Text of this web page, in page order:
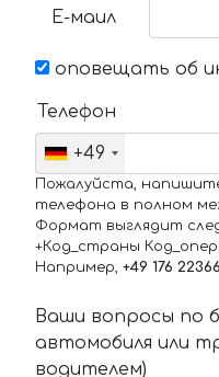
Е-маил
оповещать об
Телефон
+49
Пожалуйста,
телефона в полном
Формат выглядит
+Код_страны
Например, +49 176
Ваши вопросы по
автомобиля или
водителем)